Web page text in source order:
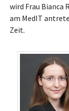
wird Frau Bianca
am MedIT
Zeit.